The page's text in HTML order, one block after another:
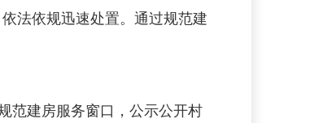
法依规迅速处置。通过规范建
范建房服务窗口，公示公开村